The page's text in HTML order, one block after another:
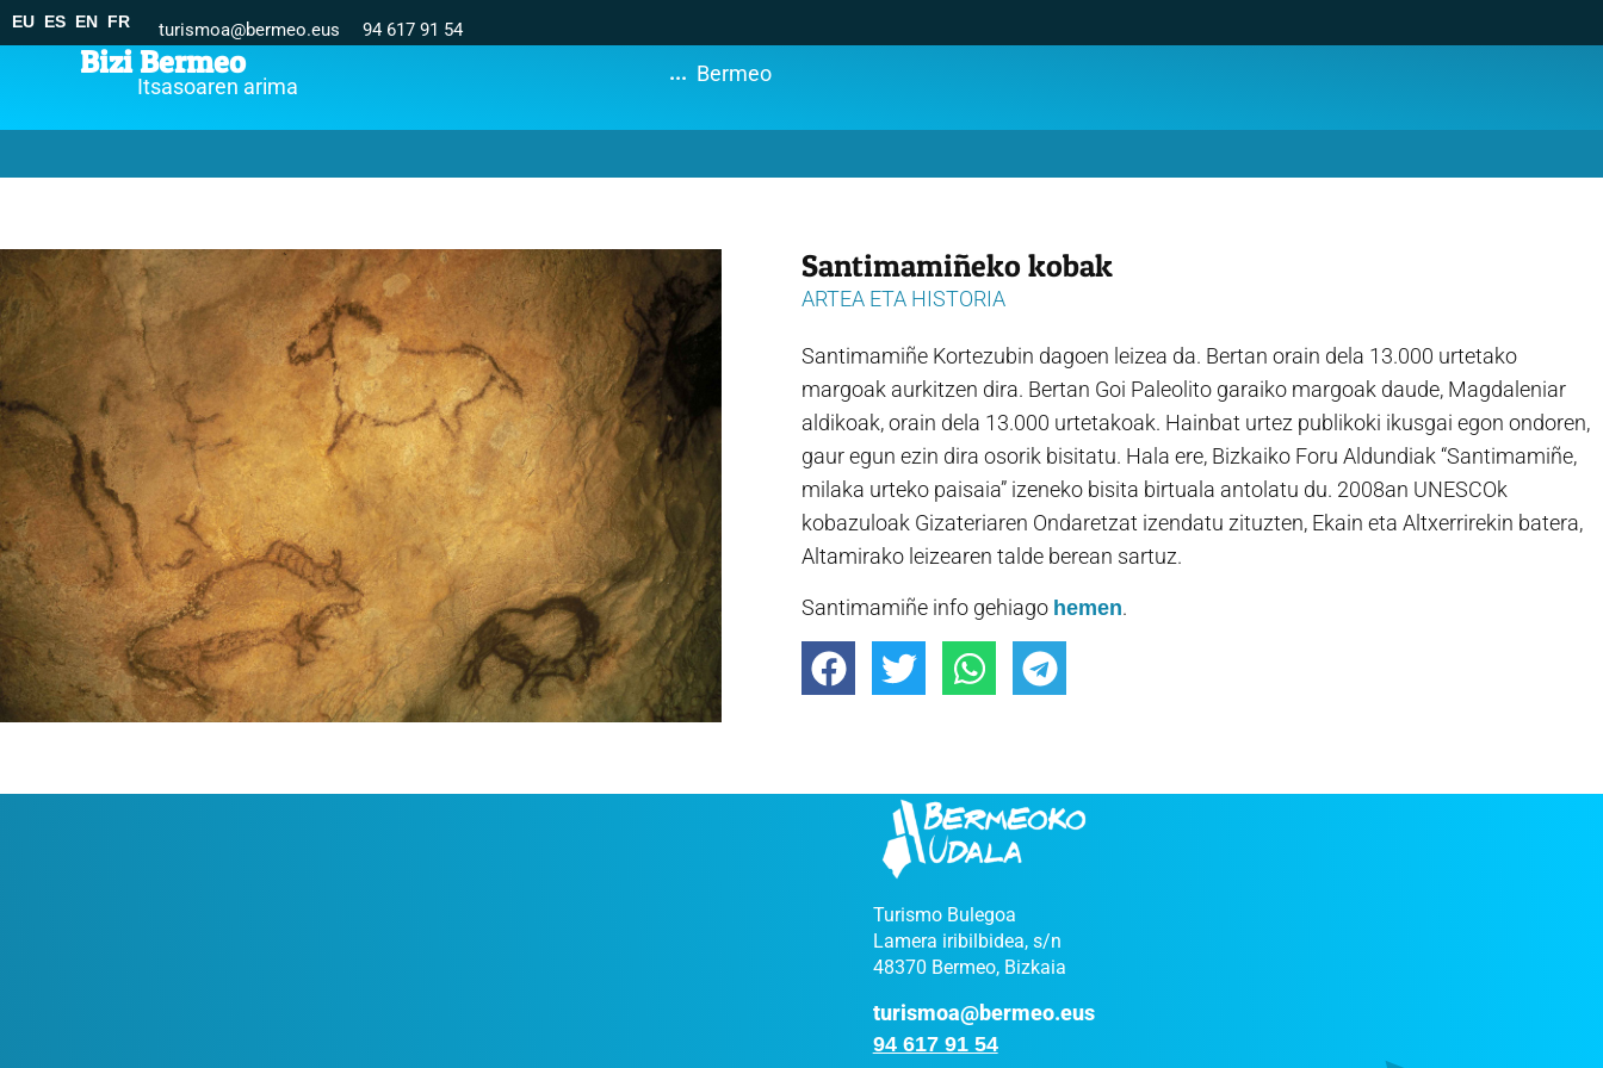
EU ES EN FR turismoa@bermeo.eus 94 617 91 54
Bizi Bermeo
Itsasoaren arima
... Bermeo
Santimamiñeko kobak
ARTEA ETA HISTORIA
Santimamiñe Kortezubin dagoen leizea da. Bertan orain dela 13.000 urtetako
margoak aurkitzen dira. Bertan Goi Paleolito garaiko margoak daude, Magdaleniar
aldikoak, orain dela 13.000 urtetakoak. Hainbat urtez publikoki ikusgai egon ondoren,
gaur egun ezin dira osorik bisitatu. Hala ere, Bizkaiko Foru Aldundiak “Santimamiñe,
milaka urteko paisaia” izeneko bisita birtuala antolatu du. 2008an UNESCOk
kobazuloak Gizateriaren Ondaretzat izendatu zituzten, Ekain eta Altxerrirekin batera,
Altamirako leizearen talde berean sartuz.
Santimamiñe info gehiago hemen.
Turismo Bulegoa
Lamera iribilbidea, s/n
48370 Bermeo, Bizkaia
turismoa@bermeo.eus
94 617 91 54